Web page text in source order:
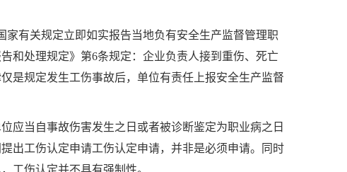
家有关规定立即如实报告当地负有安全生产监督管理职
和处理规定》第6条规定：企业负责人接到重伤、死亡
是规定发生工伤事故后，单位有责任上报安全生产监督
应当自事故伤害发生之日或者被诊断鉴定为职业病之日
出工伤认定申请工伤认定申请，并非是必须申请。同时
工伤认定并不具有强制性。